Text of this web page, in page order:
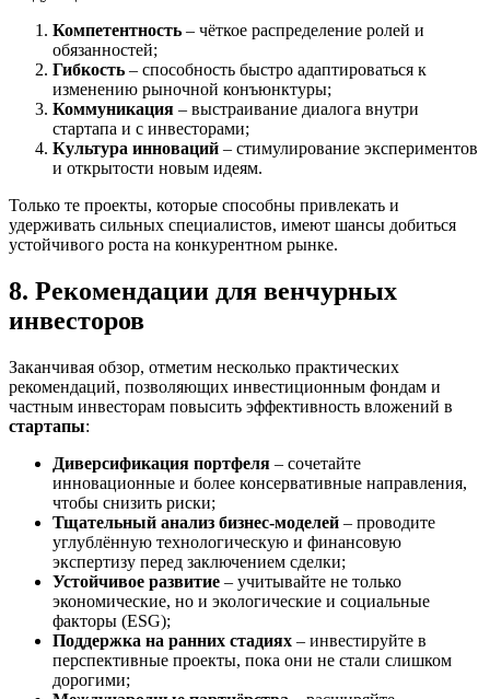
Компетентность – чёткое распределение ролей и
обязанностей;
Гибкость – способность быстро адаптироваться к
изменению рыночной конъюнктуры;
Коммуникация – выстраивание диалога внутри
стартапа и с инвесторами;
Культура инноваций – стимулирование экспериментов
и открытости новым идеям.
Только те проекты, которые способны привлекать и
удерживать сильных специалистов, имеют шансы добиться
устойчивого роста на конкурентном рынке.
8. Рекомендации для венчурных
инвесторов
Заканчивая обзор, отметим несколько практических
рекомендаций, позволяющих инвестиционным фондам и
частным инвесторам повысить эффективность вложений в
стартапы:
Диверсификация портфеля – сочетайте
инновационные и более консервативные направления,
чтобы снизить риски;
Тщательный анализ бизнес-моделей – проводите
углублённую технологическую и финансовую
экспертизу перед заключением сделки;
Устойчивое развитие – учитывайте не только
экономические, но и экологические и социальные
факторы (ESG);
Поддержка на ранних стадиях – инвестируйте в
перспективные проекты, пока они не стали слишком
дорогими;